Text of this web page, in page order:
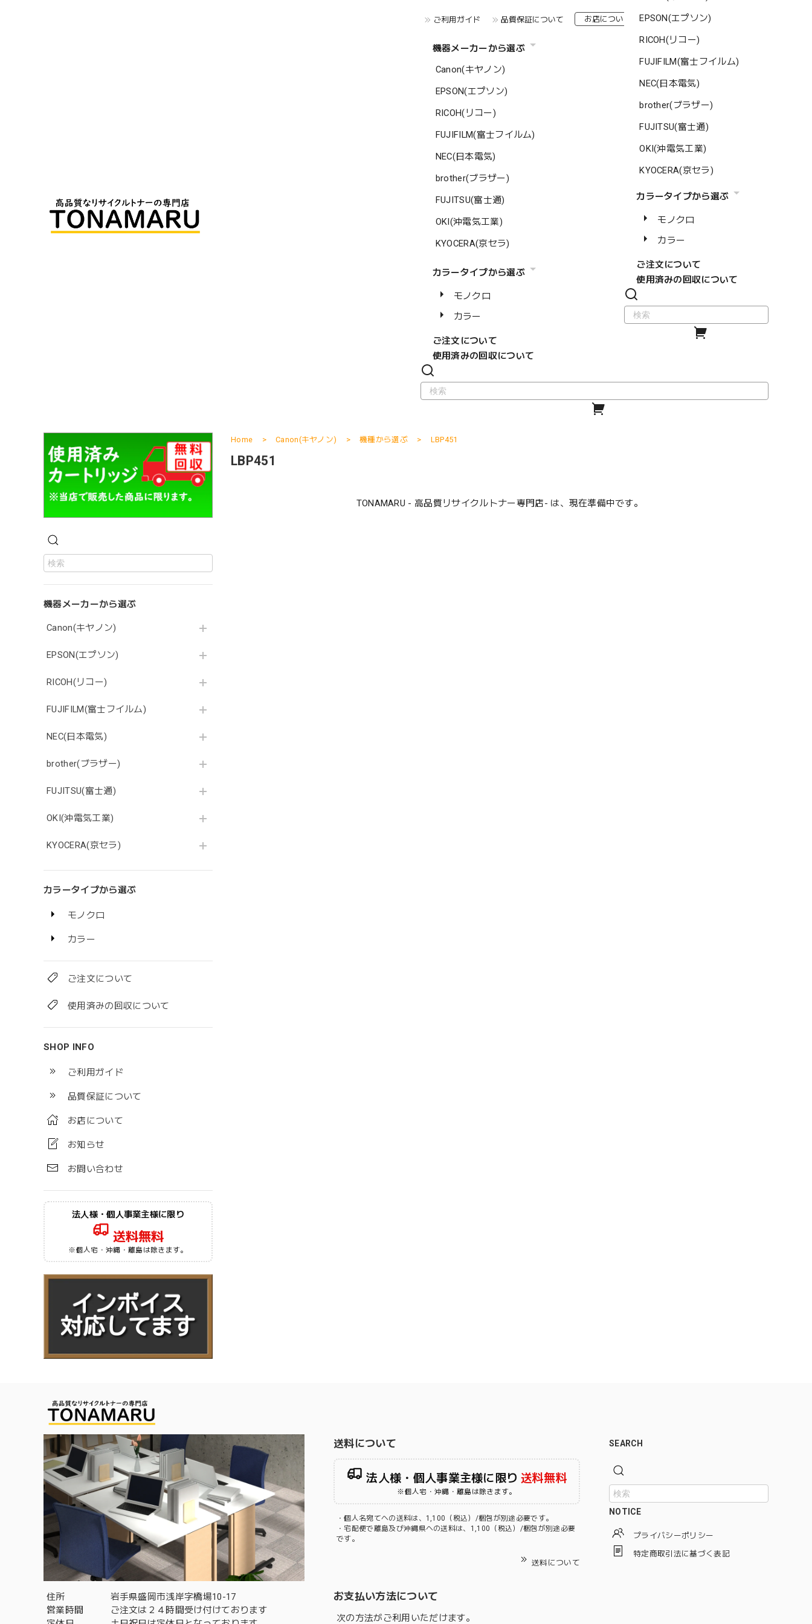
EPSON(エプソン)
RICOH(リコー)
FUJIFILM(富士フイルム)
NEC(日本電気)
brother(ブラザー)
FUJITSU(富士通)
OKI(沖電気工業)
KYOCERA(京セラ)
カラータイプから選ぶ
モノクロ
カラー
ご注文について
使用済みの回収について
ご利用ガイド 品質保証について お店について お知らせ
機器メーカーから選ぶ
Canon(キヤノン)
EPSON(エプソン)
RICOH(リコー)
FUJIFILM(富士フイルム)
NEC(日本電気)
brother(ブラザー)
FUJITSU(富士通)
OKI(沖電気工業)
KYOCERA(京セラ)
カラータイプから選ぶ
モノクロ
カラー
ご注文について
使用済みの回収について
機器メーカーから選ぶ
Canon(キヤノン)
EPSON(エプソン)
RICOH(リコー)
FUJIFILM(富士フイルム)
NEC(日本電気)
brother(ブラザー)
FUJITSU(富士通)
OKI(沖電気工業)
KYOCERA(京セラ)
カラータイプから選ぶ
モノクロ
カラー
ご注文について
使用済みの回収について
SHOP INFO
ご利用ガイド
品質保証について
お店について
お知らせ
お問い合わせ
法人様・個人事業主様に限り
送料無料
※個人宅・沖縄・離島は除きます。
Home Canon(キヤノン) 機種から選ぶ LBP451
LBP451
TONAMARU - 高品質リサイクルトナー専門店- は、現在準備中です。
住所
岩手県盛岡市浅岸字橋場10-17
営業時間
ご注文は２４時間受け付けております
送料について
法人様・個人事業主様に限り 送料無料
※個人宅・沖縄・離島は除きます。
・個人名宛てへの送料は、1,100（税込）/梱包が別途必要です。
・宅配便で離島及び沖縄県への送料は、1,100（税込）/梱包が別途必要
です。
送料について
お支払い方法について
次の方法がご利用いただけます。
SEARCH
NOTICE
プライバシーポリシー
特定商取引法に基づく表記